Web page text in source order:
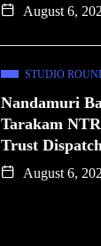
August 6,
STUDIO
Nandamuri
Tarakam
Trust
August 6,